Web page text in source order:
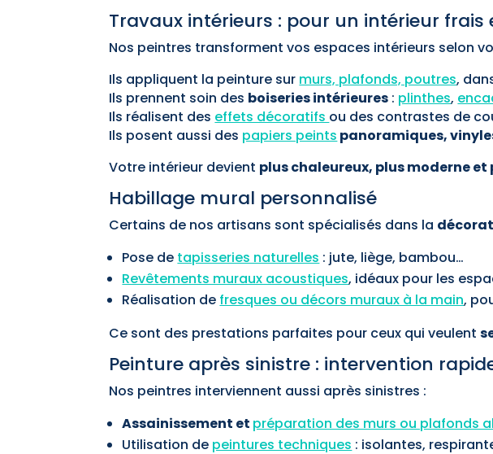
Travaux intérieurs : pour un intérieur
Nos peintres transforment vos espaces intérieurs selon
Ils appliquent la peinture sur murs, plafonds, poutres,
Ils prennent soin des boiseries intérieures : plinthes,
Ils réalisent des effets décoratifs ou des contrastes de
Ils posent aussi des papiers peints panoramiques,
Votre intérieur devient plus chaleureux, plus moderne et
Habillage mural personnalisé
Certains de nos artisans sont spécialisés dans la
Pose de tapisseries naturelles : jute, liège, bambou…
Revêtements muraux acoustiques, idéaux pour les
Réalisation de fresques ou décors muraux à la main,
Ce sont des prestations parfaites pour ceux qui veulent
Peinture après sinistre : intervention
Nos peintres interviennent aussi après sinistres :
Assainissement et préparation des murs ou plafonds
Utilisation de peintures techniques : isolantes,